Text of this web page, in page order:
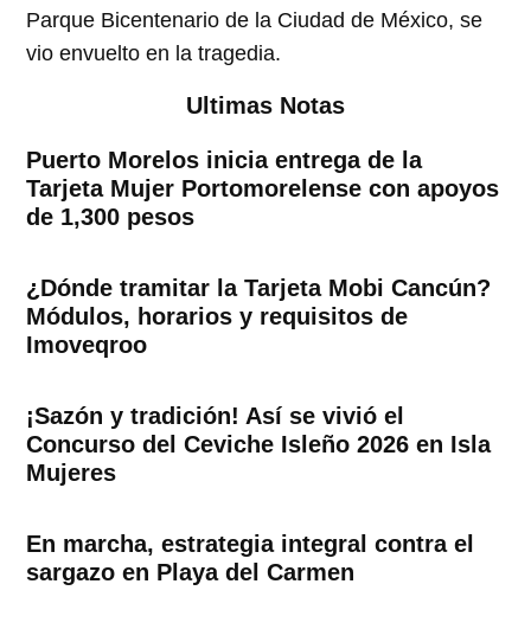
Parque Bicentenario de la Ciudad de México, se
vio envuelto en la tragedia.
Ultimas Notas
Puerto Morelos inicia entrega de la
Tarjeta Mujer Portomorelense con apoyos
de 1,300 pesos
¿Dónde tramitar la Tarjeta Mobi Cancún?
Módulos, horarios y requisitos de
Imoveqroo
¡Sazón y tradición! Así se vivió el
Concurso del Ceviche Isleño 2026 en Isla
Mujeres
En marcha, estrategia integral contra el
sargazo en Playa del Carmen